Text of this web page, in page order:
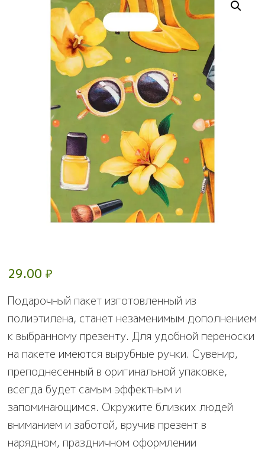
29.00 ₽
Подарочный пакет изготовленный из
полиэтилена, станет незаменимым дополнением
к выбранному презенту. Для удобной переноски
на пакете имеются вырубные ручки. Сувенир,
преподнесенный в оригинальной упаковке,
всегда будет самым эффектным и
запоминающимся. Окружите близких людей
вниманием и заботой, вручив презент в
нарядном, праздничном оформлении